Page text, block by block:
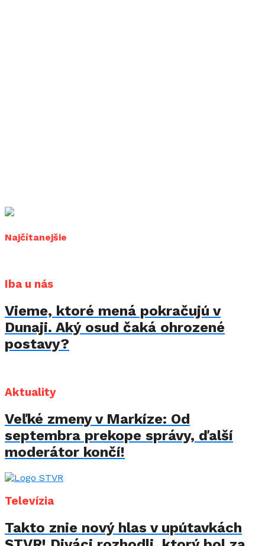
Najčítanejšie
Iba u nás
Vieme, ktoré mená pokračujú v
Dunaji. Aký osud čaká ohrozené
postavy?
Aktuality
Veľké zmeny v Markíze: Od
septembra prekope správy, ďalší
moderátor končí!
Televízia
Takto znie nový hlas v upútavkách